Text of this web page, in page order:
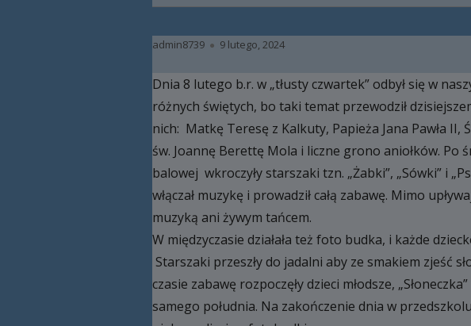
RAMOWY PLAN DNIA
ZAJĘCIA
NIEPEŁNOSPRAWNYM
BAZA LOKALOWA
RODO
Autor
admin8739 Opublikowano
9 lutego, 2024
Dnia 8 lutego b.r. w „tłusty czwartek” odbył się w
różnych świętych, bo taki temat przewodził
nich: Matkę Teresę z Kalkuty, Papieża Jana Pawła
św. Joannę Berettę Mola i liczne grono aniołków.
balowej wkroczyły starszaki tzn. „Żabki”, „Sówki” i
włączał muzykę i prowadził całą zabawę. Mimo
muzyką ani żywym tańcem.
W międzyczasie działała też foto budka, i każde
Starszaki przeszły do jadalni aby ze smakiem zjeść
czasie zabawę rozpoczęły dzieci młodsze,
samego południa. Na zakończenie dnia w